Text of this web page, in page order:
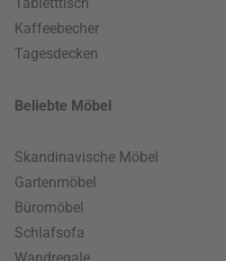
Tabletttisch
Kaffeebecher
Tagesdecken
Beliebte Möbel
Skandinavische Möbel
Gartenmöbel
Büromöbel
Schlafsofa